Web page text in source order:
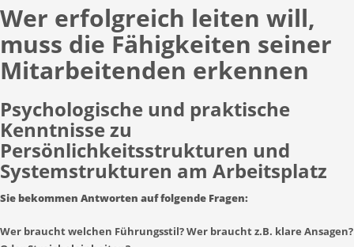
Wer erfolgreich leiten will,
muss die Fähigkeiten seiner
Mitarbeitenden erkennen
Psychologische und praktische
Kenntnisse zu
Persönlichkeitsstrukturen und
Systemstrukturen am Arbeitsplatz
Sie bekommen Antworten auf folgende Fragen:
Wer braucht welchen Führungsstil? Wer braucht z.B. klare Ansagen?